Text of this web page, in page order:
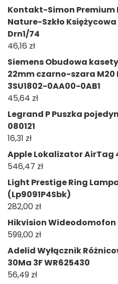
Kontakt-Simon Premium
Nature-Szkło
Drn1/74
46,16 zł
Siemens Obudowa
22mm czarno-szara M20
3SU1802-0AA00-0AB1
45,64 zł
Legrand P Puszka
080121
16,31 zł
Apple Lokalizator AirTag
546,47 zł
Light Prestige Ring
(Lp9091P4Sbk)
282,00 zł
Hikvision
599,00 zł
Adelid Wyłącznik
30Ma 3F WR625430
56,49 zł